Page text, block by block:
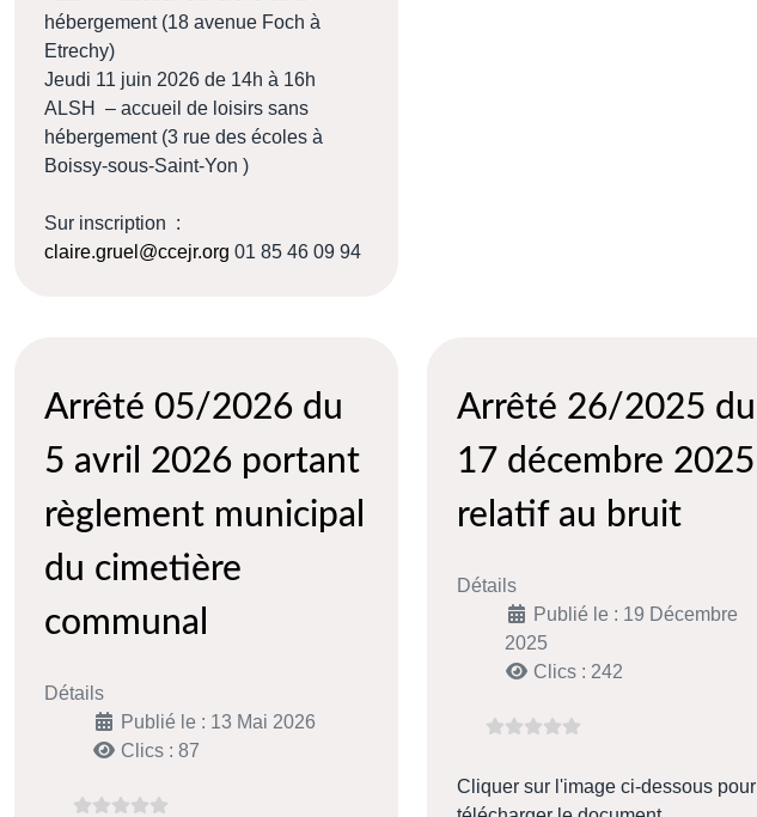
hébergement (18 avenue Foch à
Etrechy)
Jeudi 11 juin 2026 de 14h à 16h
ALSH – accueil de loisirs sans
hébergement (3 rue des écoles à
Boissy-sous-Saint-Yon )
Sur inscription :
claire.gruel@ccejr.org 01 85 46 09 94
Arrêté 05/2026 du
5 avril 2026 portant
règlement municipal
du cimetière
communal
Détails
Publié le : 13 Mai 2026
Clics : 87
Arrêté 26/2025 du
17 décembre 2025
relatif au bruit
Détails
Publié le : 19 Décembre
2025
Clics : 242
Cliquer sur l'image ci-dessous pour